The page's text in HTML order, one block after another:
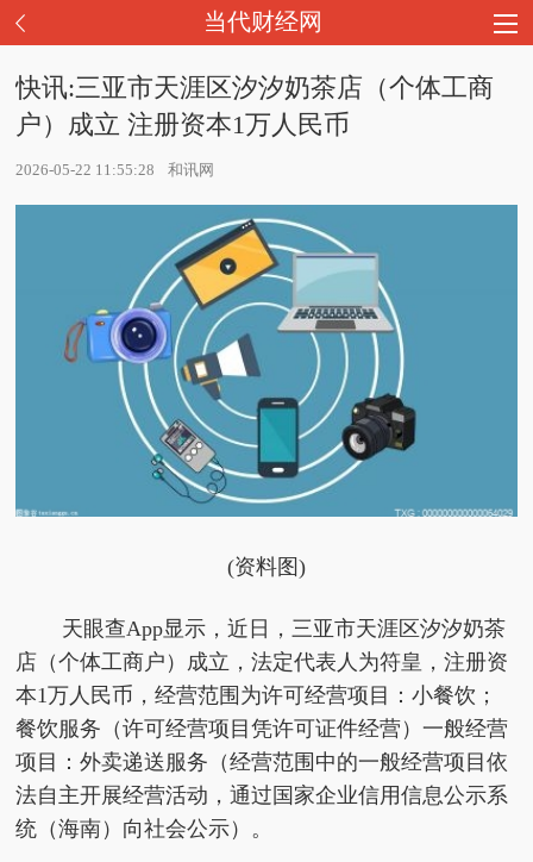
当代财经网
快讯:三亚市天涯区汐汐奶茶店（个体工商
户）成立 注册资本1万人民币
2026-05-22 11:55:28 和讯网
(资料图)
天眼查App显示，近日，三亚市天涯区汐汐奶茶
店（个体工商户）成立，法定代表人为符皇，注册资
本1万人民币，经营范围为许可经营项目：小餐饮；
餐饮服务（许可经营项目凭许可证件经营）一般经营
项目：外卖递送服务（经营范围中的一般经营项目依
法自主开展经营活动，通过国家企业信用信息公示系
统（海南）向社会公示）。